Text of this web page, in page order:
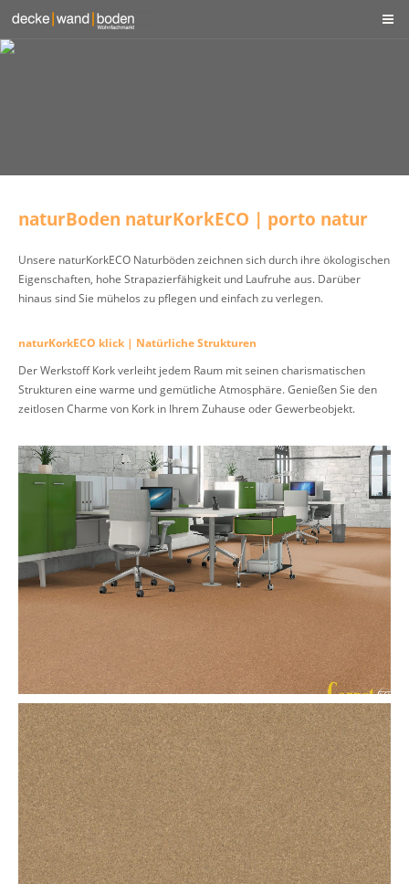
naturBoden naturKorkECO | porto natur
Unsere naturKorkECO Naturböden zeichnen sich durch ihre ökologischen
Eigenschaften, hohe Strapazierfähigkeit und Laufruhe aus. Darüber
hinaus sind Sie mühelos zu pflegen und einfach zu verlegen.
naturKorkECO klick | Natürliche Strukturen
Der Werkstoff Kork verleiht jedem Raum mit seinen charismatischen
Strukturen eine warme und gemütliche Atmosphäre. Genießen Sie den
zeitlosen Charme von Kork in Ihrem Zuhause oder Gewerbeobjekt.